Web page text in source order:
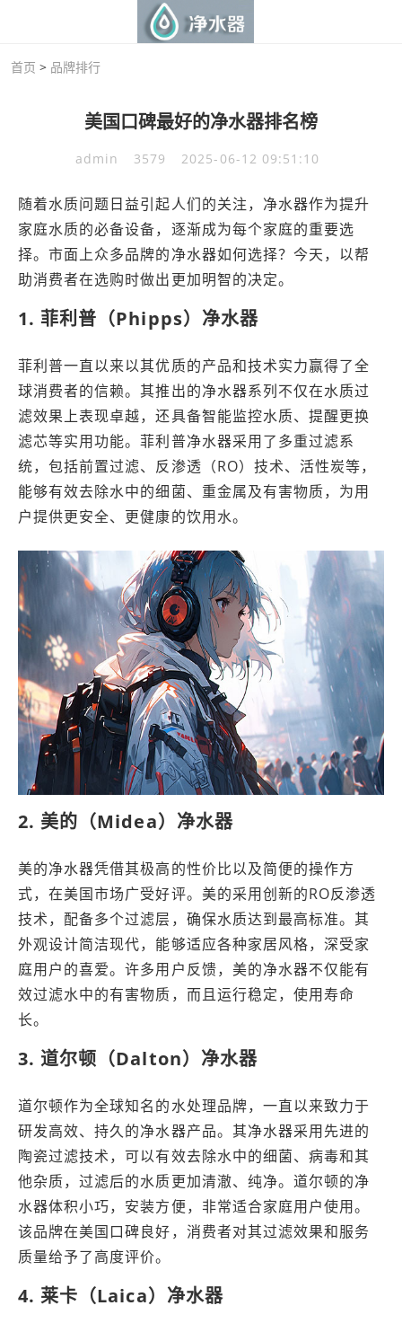
首页 > 品牌排行
美国口碑最好的净水器排名榜
admin 3579 2025-06-12 09:51:10
随着水质问题日益引起人们的关注，净水器作为提升
家庭水质的必备设备，逐渐成为每个家庭的重要选
择。市面上众多品牌的净水器如何选择？今天，以帮
助消费者在选购时做出更加明智的决定。
1. 菲利普（Phipps）净水器
菲利普一直以来以其优质的产品和技术实力赢得了全
球消费者的信赖。其推出的净水器系列不仅在水质过
滤效果上表现卓越，还具备智能监控水质、提醒更换
滤芯等实用功能。菲利普净水器采用了多重过滤系
统，包括前置过滤、反渗透（RO）技术、活性炭等，
能够有效去除水中的细菌、重金属及有害物质，为用
户提供更安全、更健康的饮用水。
2. 美的（Midea）净水器
美的净水器凭借其极高的性价比以及简便的操作方
式，在美国市场广受好评。美的采用创新的RO反渗透
技术，配备多个过滤层，确保水质达到最高标准。其
外观设计简洁现代，能够适应各种家居风格，深受家
庭用户的喜爱。许多用户反馈，美的净水器不仅能有
效过滤水中的有害物质，而且运行稳定，使用寿命
长。
3. 道尔顿（Dalton）净水器
道尔顿作为全球知名的水处理品牌，一直以来致力于
研发高效、持久的净水器产品。其净水器采用先进的
陶瓷过滤技术，可以有效去除水中的细菌、病毒和其
他杂质，过滤后的水质更加清澈、纯净。道尔顿的净
水器体积小巧，安装方便，非常适合家庭用户使用。
该品牌在美国口碑良好，消费者对其过滤效果和服务
质量给予了高度评价。
4. 莱卡（Laica）净水器